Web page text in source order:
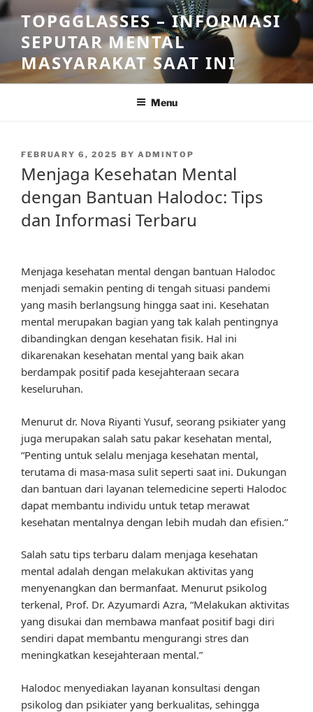
Skip
to
content
TOPGGLASSES – INFORMASI
SEPUTAR MENTAL
MASYARAKAT SAAT INI
Menu
POSTED
FEBRUARY 6, 2025 BY ADMINTOP
Menjaga Kesehatan Mental
dengan Bantuan Halodoc: Tips
dan Informasi Terbaru
Menjaga kesehatan mental dengan bantuan Halodoc
menjadi semakin penting di tengah situasi pandemi
yang masih berlangsung hingga saat ini. Kesehatan
mental merupakan bagian yang tak kalah pentingnya
dibandingkan dengan kesehatan fisik. Hal ini
dikarenakan kesehatan mental yang baik akan
berdampak positif pada kesejahteraan secara
keseluruhan.
Menurut dr. Nova Riyanti Yusuf, seorang psikiater yang
juga merupakan salah satu pakar kesehatan mental,
“Penting untuk selalu menjaga kesehatan mental,
terutama di masa-masa sulit seperti saat ini. Dukungan
dan bantuan dari layanan telemedicine seperti Halodoc
dapat membantu individu untuk tetap merawat
kesehatan mentalnya dengan lebih mudah dan efisien.”
Salah satu tips terbaru dalam menjaga kesehatan
mental adalah dengan melakukan aktivitas yang
menyenangkan dan bermanfaat. Menurut psikolog
terkenal, Prof. Dr. Azyumardi Azra, “Melakukan aktivitas
yang disukai dan membawa manfaat positif bagi diri
sendiri dapat membantu mengurangi stres dan
meningkatkan kesejahteraan mental.”
Halodoc menyediakan layanan konsultasi dengan
psikolog dan psikiater yang berkualitas, sehingga